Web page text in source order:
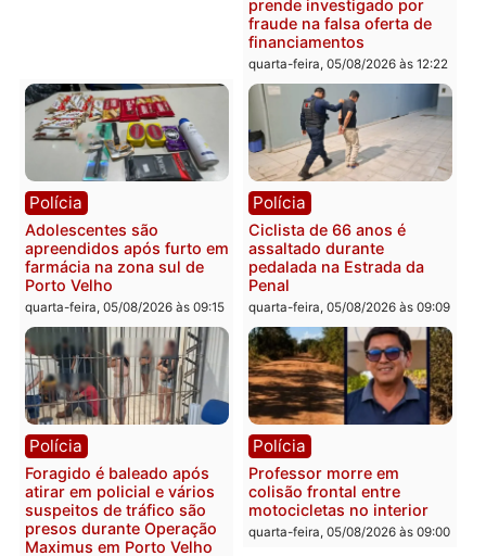
Com apenas 28% do
efetivo, Polícia Civil de
Rondônia tem maior déficit
do país, aponta estudo
quarta-feira, 05/08/2026 às 12:29
Política
Convenções chegam ao
fim e eleições de 2026
entram na reta decisiva
Rondônia
quarta-feira, 05/08/2026 às
Rondônia
Médicos são investigados
por suspeita de receber
salário sem cumprir carga
horária em RO
quarta-feira, 05/08/2026 às 12:25
Polícia
Operação Contemplados
cumpre mandados e
prende investigado por
fraude na falsa oferta de
financiamentos